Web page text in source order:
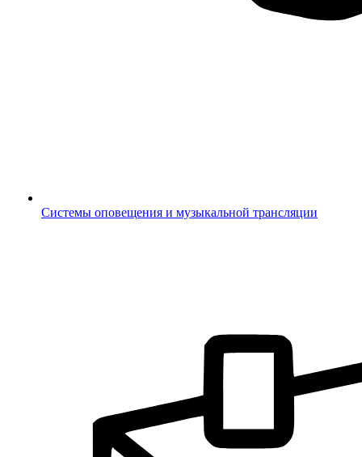
Системы оповещения и музыкальной трансляции